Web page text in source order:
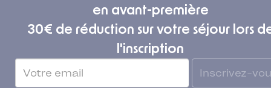
en avant-première
30€ de réduction sur votre séjour lors
l'inscription
Inscrivez-